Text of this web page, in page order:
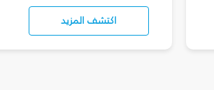
اكتشف المزيد